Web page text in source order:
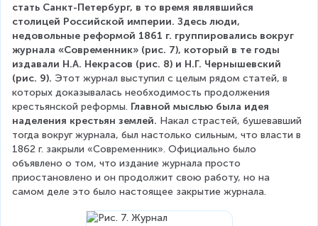
стать Санкт-Петербург, в то время являвшийся
столицей Российской империи. Здесь люди,
недовольные реформой 1861 г. группировались вокруг
журнала «Современник» (рис. 7), который в те годы
издавали Н.А. Некрасов (рис. 8) и Н.Г. Чернышевский
(рис. 9). Этот журнал выступил с целым рядом статей, в
которых доказывалась необходимость продолжения
крестьянской реформы. Главной мыслью была идея
наделения крестьян землей. Накал страстей, бушевавший
тогда вокруг журнала, был настолько сильным, что власти в
1862 г. закрыли «Современник». Официально было
объявлено о том, что издание журнала просто
приостановлено и он продолжит свою работу, но на
самом деле это было настоящее закрытие журнала.